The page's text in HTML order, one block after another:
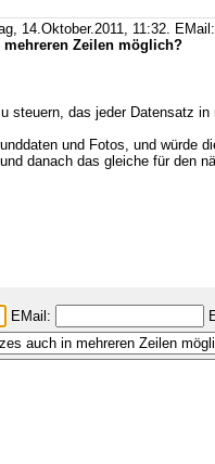
14.Oktober.2011, 11:32. EMail:
mehreren Zeilen möglich?
steuern, das jeder Datensatz
und Fotos, und würde
danach das gleiche für den
EMail: